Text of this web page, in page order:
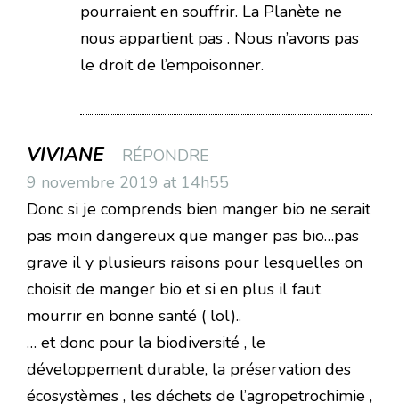
pourraient en souffrir. La Planète ne
nous appartient pas . Nous n’avons pas
le droit de l’empoisonner.
VIVIANE
RÉPONDRE
9 novembre 2019 at 14h55
Donc si je comprends bien manger bio ne serait
pas moin dangereux que manger pas bio…pas
grave il y plusieurs raisons pour lesquelles on
choisit de manger bio et si en plus il faut
mourrir en bonne santé ( lol)..
… et donc pour la biodiversité , le
développement durable, la préservation des
écosystèmes , les déchets de l’agropetrochimie ,